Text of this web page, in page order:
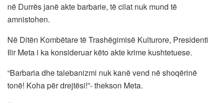
në Durrës janë akte barbarie, të cilat nuk mund të
amnistohen.
Në Ditën Kombëtare të Trashëgimisë Kulturore, Presidenti
Ilir Meta i ka konsideruar këto akte krime kushtetuese.
“Barbaria dhe talebanizmi nuk kanë vend në shoqërinë
tonë! Koha për drejtësi!”- thekson Meta.